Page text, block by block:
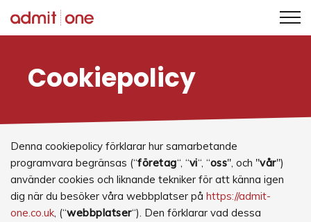
Hoppa
innehållet
Cookiepolicy
Denna cookiepolicy förklarar hur samarbetande
programvara begränsas (“företag“, “vi“, “oss", och "vår")
använder cookies och liknande tekniker för att känna igen
dig när du besöker våra webbplatser på https://admit-
one.co.uk, (“webbplatser“). Den förklarar vad dessa